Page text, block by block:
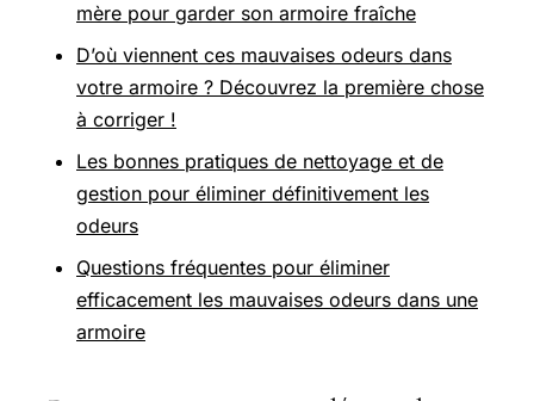
mère pour garder son armoire fraîche
D’où viennent ces mauvaises odeurs dans
votre armoire ? Découvrez la première chose
à corriger !
Les bonnes pratiques de nettoyage et de
gestion pour éliminer définitivement les
odeurs
Questions fréquentes pour éliminer
efficacement les mauvaises odeurs dans une
armoire